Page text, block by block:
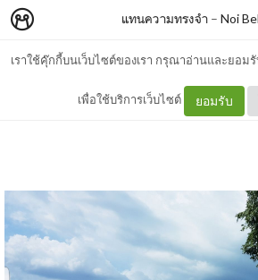
เราใช้คุ๊กกี้บนเว็บไซต์ของเรา กรุณาอ่านและยอม
เพื่อใช้บริการเว็บไซต์ ยอมรับ
แทนความทรงจำ – Noi
เมื่อฉันตอนอ